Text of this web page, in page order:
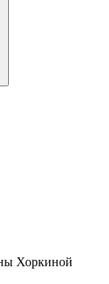
Хоркиной